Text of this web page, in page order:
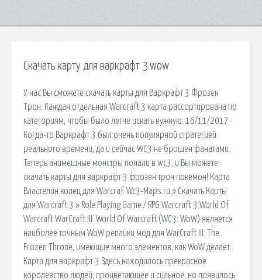
Скачать карту для варкрафт 3 wow
У нас Вы сможете скачать карты для Варкрафт 3 Фрозен
Трон. Каждая отдельная Warcraft 3 карта рассортирована по
категориям, чтобы было легче искать нужную. 16/11/2017 ·
Когда-то Варкрафт 3 был очень популярной стратегией
реального времени, да и сейчас WC3 не брошен фанатами.
Теперь анимешные монстры попали в wc3, и Вы можете
скачать карты для варкрафт 3 фрозен трон покемон! Карта
Властелин колец для Warcraf. Wc3-Maps.ru » Скачать Карты
для Warcraft 3 » Role Playing Game / RPG Warcraft 3:World Of
Warcraft WarCraft III: World Of Warcraft (WC3: WoW) является
наиболее точным WoW реплики мод для WarCraft III: The
Frozen Throne, имеющие много элементов, как WoW делает.
Карта для варкрафт 3 Здесь находилось прекрасное
королевство людей, процветающее и сильное, но появилось